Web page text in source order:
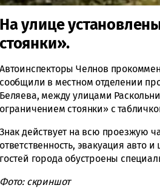
На улице
стоянки».
Автоинспекторы Челнов
сообщили в местном отделении
Беляева, между улицами
ограничением стоянки» с
Знак действует на всю проезжую
ответственность, эвакуация
гостей города обустроены
Фото: скриншот